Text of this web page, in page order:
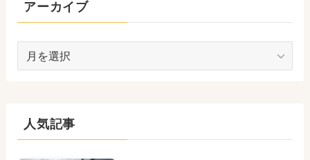
アーカイブ
人気記事